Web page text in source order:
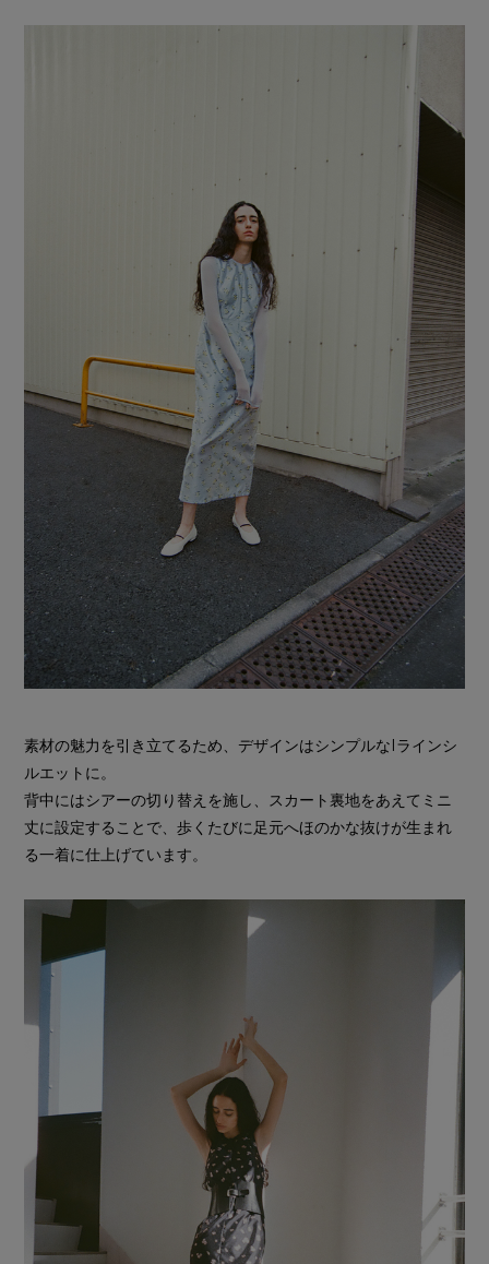
素材の魅力を引き立てるため、デザインはシンプルなIラインシ
ルエットに。
背中にはシアーの切り替えを施し、スカート裏地をあえてミニ
丈に設定することで、歩くたびに足元へほのかな抜けが生まれ
る一着に仕上げています。